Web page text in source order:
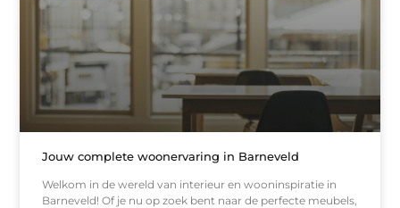
Jouw complete woonervaring in Barneveld
Welkom in de wereld van interieur en wooninspiratie in
Barneveld! Of je nu op zoek bent naar de perfecte meubels,